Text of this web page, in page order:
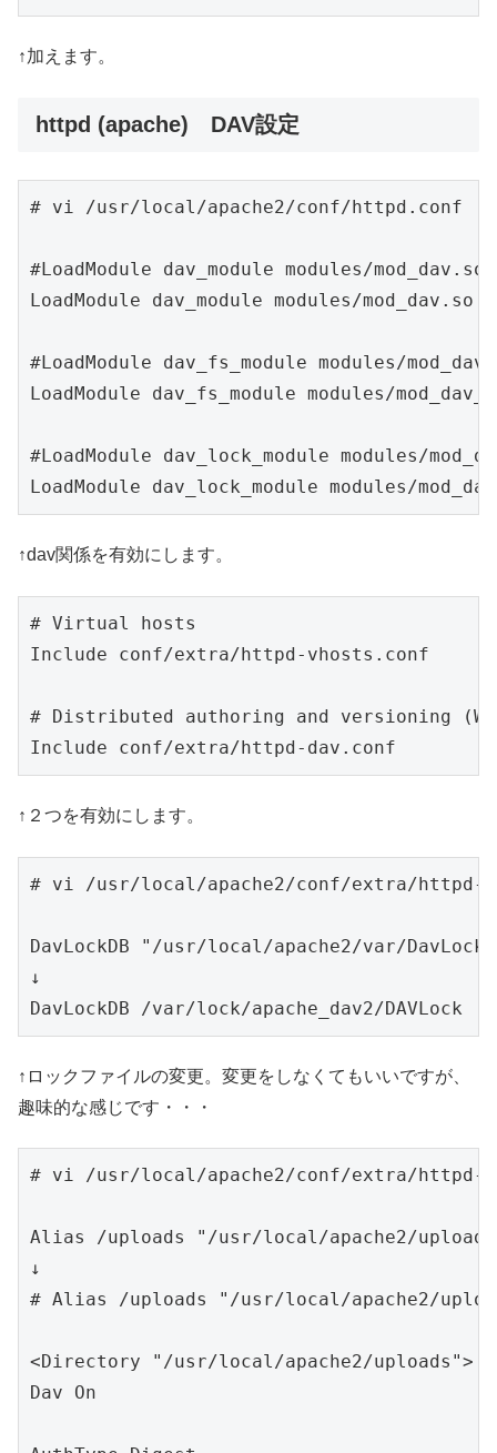
↑加えます。
httpd (apache) DAV設定
# vi /usr/local/apache2/conf/httpd.conf
#LoadModule dav_module modules/mod_dav.so
LoadModule dav_module modules/mod_dav.so
#LoadModule dav_fs_module modules/
LoadModule dav_fs_module modules/
#LoadModule dav_lock_module modules/
LoadModule dav_lock_module modules/
↑dav関係を有効にします。
# Virtual hosts
Include conf/extra/httpd-vhosts.conf
# Distributed authoring and versioning
Include conf/extra/httpd-dav.conf
↑２つを有効にします。
# vi /usr/local/apache2/conf/extra/httpd-
DavLockDB "/usr/local/apache2/var/DavLock"
↓
DavLockDB /var/lock/apache_dav2/DAVLock
↑ロックファイルの変更。変更をしなくてもいいですが、
趣味的な感じです・・・
# vi /usr/local/apache2/conf/extra/httpd-
Alias /uploads "/usr/local/apache2/
↓
# Alias /uploads "/usr/local/apache2/
<Directory "/usr/local/apache2/uploads">
Dav On